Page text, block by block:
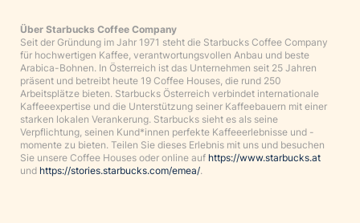
Über Starbucks Coffee Company
Seit der Gründung im Jahr 1971 steht die Starbucks Coffee Company
für hochwertigen Kaffee, verantwortungsvollen Anbau und beste
Arabica-Bohnen. In Österreich ist das Unternehmen seit 25 Jahren
präsent und betreibt heute 19 Coffee Houses, die rund 250
Arbeitsplätze bieten. Starbucks Österreich verbindet internationale
Kaffeeexpertise und die Unterstützung seiner Kaffeebauern mit einer
starken lokalen Verankerung. Starbucks sieht es als seine
Verpflichtung, seinen Kund*innen perfekte Kaffeeerlebnisse und -
momente zu bieten. Teilen Sie dieses Erlebnis mit uns und besuchen
Sie unsere Coffee Houses oder online auf https://www.starbucks.at
und https://stories.starbucks.com/emea/.